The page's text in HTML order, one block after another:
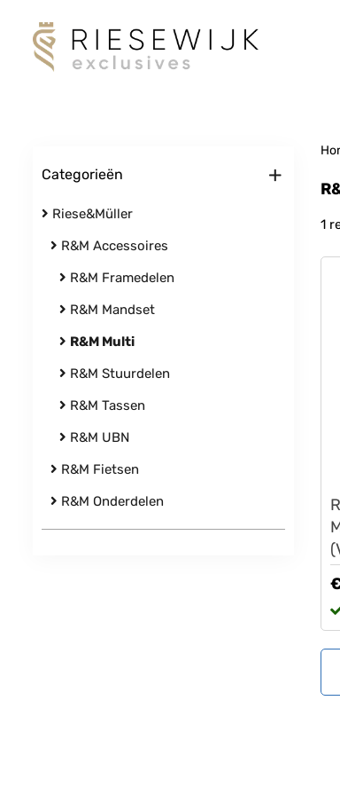
Categorieën +
Riese&Müller
R&M Accessoires
R&M Framedelen
R&M Mandset
R&M Multi
R&M Stuurdelen
R&M Tassen
R&M UBN
R&M Fietsen
R&M Onderdelen
1